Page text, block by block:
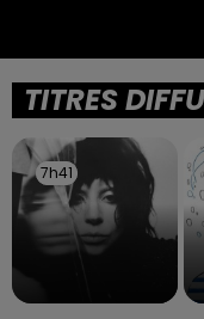
TITRES
7h41
7h41